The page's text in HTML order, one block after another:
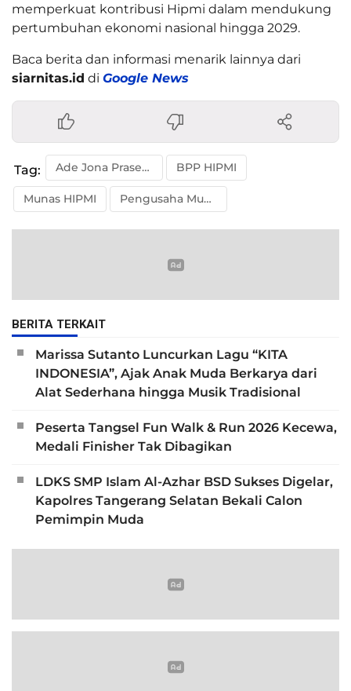
memperkuat kontribusi Hipmi dalam mendukung
pertumbuhan ekonomi nasional hingga 2029.
Baca berita dan informasi menarik lainnya dari
siarnitas.id di Google News
Tag: Ade Jona Prasetyo BPP HIPMI
Munas HIPMI Pengusaha Muda
BERITA TERKAIT
Marissa Sutanto Luncurkan Lagu “KITA
INDONESIA”, Ajak Anak Muda Berkarya dari
Alat Sederhana hingga Musik Tradisional
Peserta Tangsel Fun Walk & Run 2026 Kecewa,
Medali Finisher Tak Dibagikan
LDKS SMP Islam Al-Azhar BSD Sukses Digelar,
Kapolres Tangerang Selatan Bekali Calon
Pemimpin Muda